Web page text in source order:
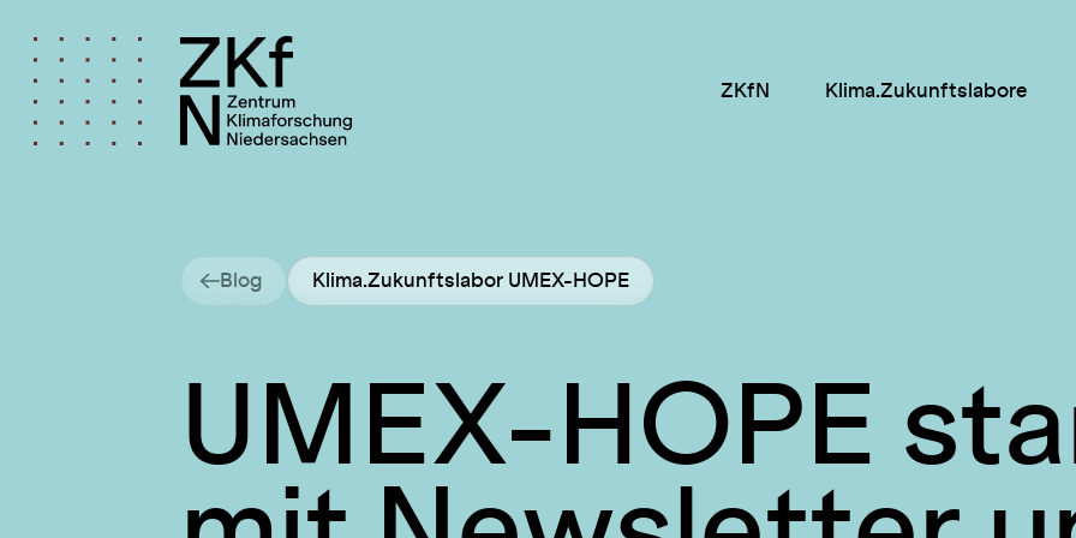
ZKfN Klima.Zukunftslabore
Blog Klima.Zukunftslabor UMEX-HOPE
UMEX-HOPE